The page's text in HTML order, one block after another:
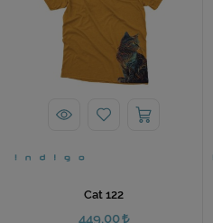
Cat 122
449,00